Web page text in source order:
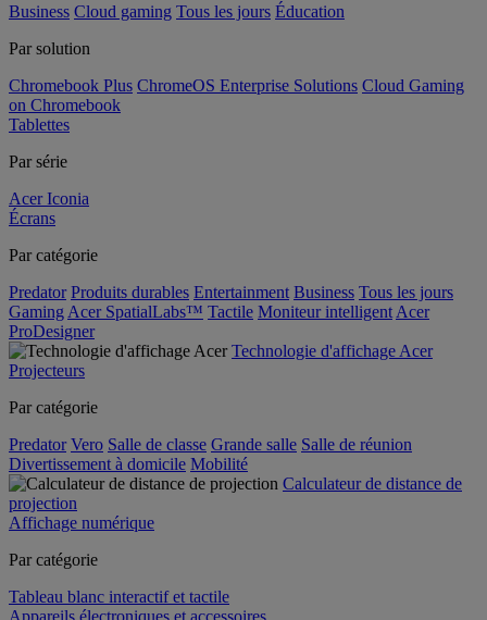
Business Cloud gaming Tous les jours Éducation
Par solution
Chromebook Plus ChromeOS Enterprise Solutions Cloud Gaming
on Chromebook
Tablettes
Par série
Acer Iconia
Écrans
Par catégorie
Predator Produits durables Entertainment Business Tous les jours
Gaming Acer SpatialLabs™ Tactile Moniteur intelligent Acer
ProDesigner
Technologie d'affichage Acer
Projecteurs
Par catégorie
Predator Vero Salle de classe Grande salle Salle de réunion
Divertissement à domicile Mobilité
Calculateur de distance de
projection
Affichage numérique
Par catégorie
Tableau blanc interactif et tactile
Appareils électroniques et accessoires